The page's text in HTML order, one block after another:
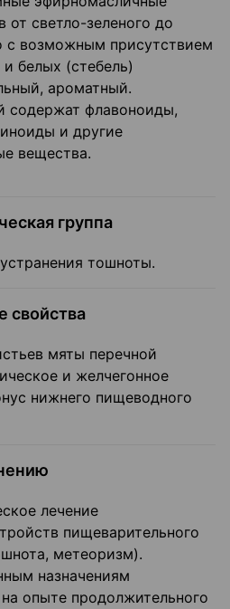
от светло-зеленого до
с возможным присутствием
белых (стебель)
ароматный.
содержат флавоноиды,
и другие
вещества.
группа
тошноты.
свойства
мяты перечной
и желчегонное
нижнего пищеводного
лечение
пищеварительного
метеоризм).
назначениям
опыте продолжительного